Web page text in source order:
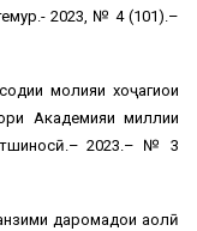
2023, № 4 (101).–
молияи хоҷагиҳои
Академияи миллии
2023.– № 3
даромадҳои аҳолӣ